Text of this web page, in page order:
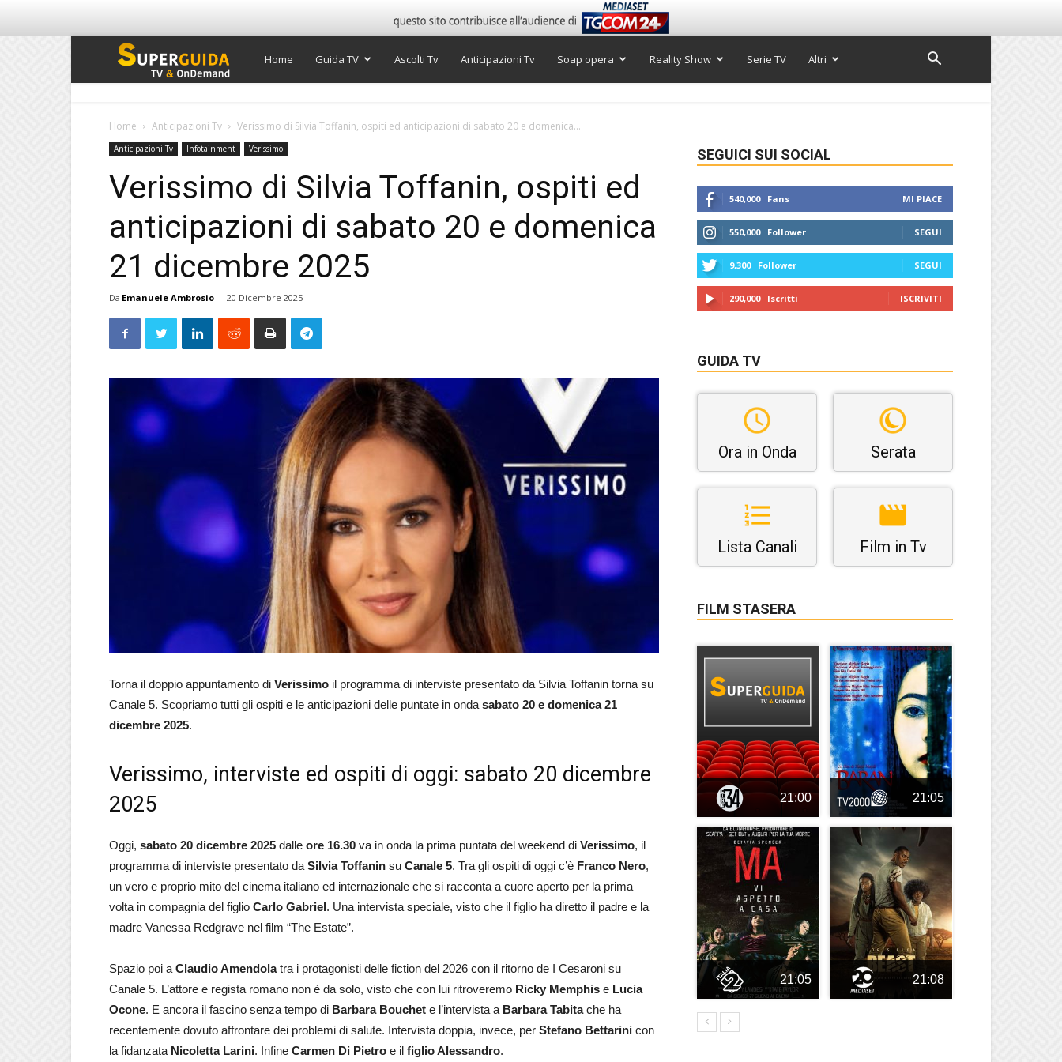
Super
TV
Home Guida TV Ascolti Tv Anticipazioni Tv Soap opera Reality Show Serie TV Altri
Home Anticipazioni Tv Verissimo di Silvia Toffanin, ospiti ed anticipazioni di sabato 20 e domenica...
Anticipazioni Tv Infotainment Verissimo
Verissimo di Silvia Toffanin, ospiti ed
anticipazioni di sabato 20 e domenica
21 dicembre 2025
Da Emanuele Ambrosio - 20 Dicembre 2025
Torna il doppio appuntamento di Verissimo il programma di interviste presentato da Silvia Toffanin torna su
Canale 5. Scopriamo tutti gli ospiti e le anticipazioni delle puntate in onda sabato 20 e domenica 21
dicembre 2025.
Verissimo, interviste ed ospiti di oggi: sabato 20 dicembre
2025
Oggi, sabato 20 dicembre 2025 dalle ore 16.30 va in onda la prima puntata del weekend di Verissimo, il
programma di interviste presentato da Silvia Toffanin su Canale 5. Tra gli ospiti di oggi c’è Franco Nero,
un vero e proprio mito del cinema italiano ed internazionale che si racconta a cuore aperto per la prima
volta in compagnia del figlio Carlo Gabriel. Una intervista speciale, visto che il figlio ha diretto il padre e la
madre Vanessa Redgrave nel film “The Estate”.
Spazio poi a Claudio Amendolatra i protagonisti delle fiction del 2026 con il ritorno de I Cesaroni su
Canale 5. L’attore e regista romano non è da solo, visto che con lui ritroveremo Ricky Memphis e Lucia
Ocone. E ancora il fascino senza tempo di Barbara Bouchet e l’intervista a Barbara Tabitache ha
recentemente dovuto affrontare dei problemi di salute. Intervista doppia, invece, per Stefano Bettarini con
la fidanzata Nicoletta Larini. Infine Carmen Di Pietro e il figlio Alessandro.
SEGUICI SUI SOCIAL
540,000 Fans MI PIACE
550,000 Follower SEGUI
9,300 Follower SEGUI
290,000 Iscritti ISCRIVITI
GUIDA TV
Ora in Onda Serata
Lista Canali Film in Tv
FILM STASERA
21:00 21:05
21:05 21:08